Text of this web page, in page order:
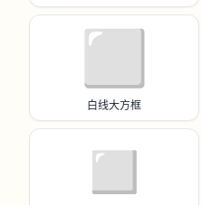
⬜️
白线大方框
◻️